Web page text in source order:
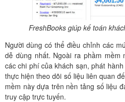
FreshBooks giúp kế toán
Người dùng có thể điều chỉnh các
dễ dùng nhất. Ngoài ra phầm
các chi phí của khách sạn, phát
thực hiện theo dõi số liệu liên quan
mềm này dựa trên nền tảng số liệu
truy cập trực tuyến.